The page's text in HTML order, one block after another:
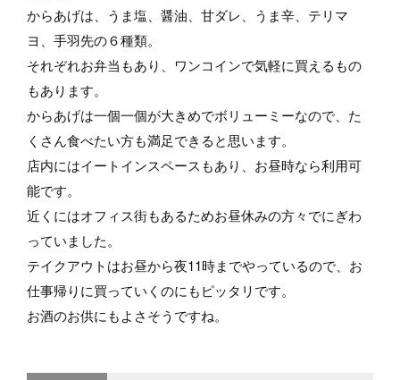
からあげは、うま塩、醤油、甘ダレ、うま辛、テリマ
ヨ、手羽先の６種類。
それぞれお弁当もあり、ワンコインで気軽に買えるもの
もあります。
からあげは一個一個が大きめでボリューミーなので、た
くさん食べたい方も満足できると思います。
店内にはイートインスペースもあり、お昼時なら利用可
能です。
近くにはオフィス街もあるためお昼休みの方々でにぎわ
っていました。
テイクアウトはお昼から夜11時までやっているので、お
仕事帰りに買っていくのにもピッタリです。
お酒のお供にもよさそうですね。